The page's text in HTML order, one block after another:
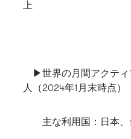
上
▶世界の月間アクティ
人（2024年1月末時点）
主な利用国 ：日本